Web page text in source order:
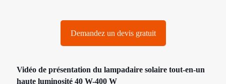
Demandez un devis gratuit
Vidéo de présentation du lampadaire solaire tout-en-un
haute luminosité 40 W-400 W